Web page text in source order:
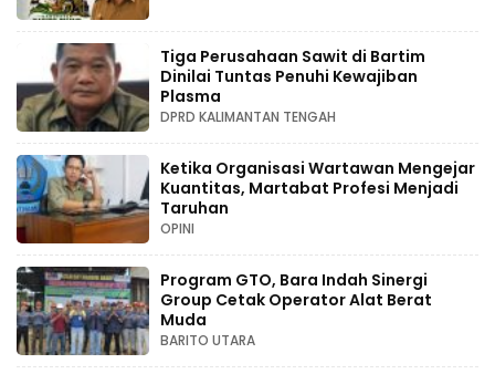
Tiga Perusahaan Sawit di Bartim
Dinilai Tuntas Penuhi Kewajiban
Plasma
DPRD KALIMANTAN TENGAH
Ketika Organisasi Wartawan Mengejar
Kuantitas, Martabat Profesi Menjadi
Taruhan
OPINI
Program GTO, Bara Indah Sinergi
Group Cetak Operator Alat Berat
Muda
BARITO UTARA